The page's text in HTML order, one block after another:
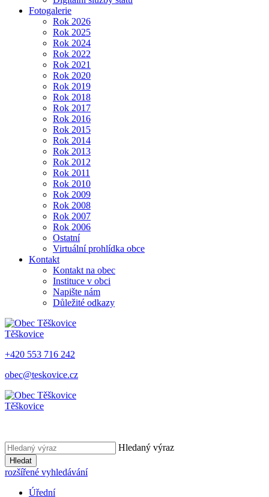
Fotogalerie
Rok 2026
Rok 2025
Rok 2024
Rok 2022
Rok 2021
Rok 2020
Rok 2019
Rok 2018
Rok 2017
Rok 2016
Rok 2015
Rok 2014
Rok 2013
Rok 2012
Rok 2011
Rok 2010
Rok 2009
Rok 2008
Rok 2007
Rok 2006
Ostatní
Virtuální prohlídka obce
Kontakt
Kontakt na obec
Instituce v obci
Napište nám
Důležité odkazy
Těškovice
+420 553 716 242
obec@teskovice.cz
Těškovice
Hledaný výraz
Hledat
rozšířené vyhledávání
Úřední